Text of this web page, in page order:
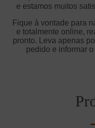
e estamos muitos
Fique à vontade para
e totalmente online,
pronto. Leva apenas
pedido e informar